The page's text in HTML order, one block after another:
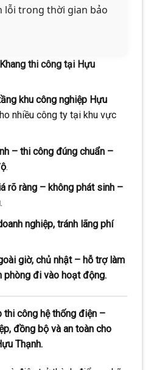
lỗi trong thời gian bảo
thi công tại Hựu
khu công nghiệp Hựu
nhiều công ty tại khu vực
– thi công đúng chuẩn –
.
rõ ràng – không phát sinh –
.
nghiệp, tránh lãng phí
giờ, chủ nhật – hỗ trợ làm
phòng đi vào hoạt động.
thi công hệ thống điện –
đồng bộ và an toàn cho
Thạnh.